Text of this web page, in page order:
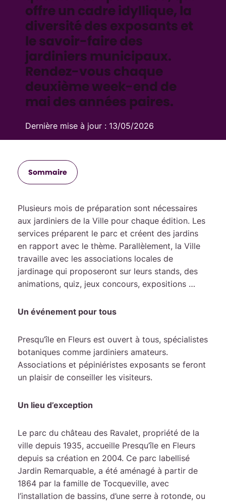
offre un cadre idyllique, la
diversité des exposants et
le savoir-faire des
jardiniers municipaux.
Rendez-vous chaque
deuxième week-end de
mai des années paires.
Dernière mise à jour : 13/05/2026
Sommaire
Plusieurs mois de préparation sont nécessaires
aux jardiniers de la Ville pour chaque édition. Les
services préparent le parc et créent des jardins
en rapport avec le thème. Parallèlement, la Ville
travaille avec les associations locales de
jardinage qui proposeront sur leurs stands, des
animations, quiz, jeux concours, expositions …
Un événement pour tous
Presqu’île en Fleurs est ouvert à tous, spécialistes
botaniques comme jardiniers amateurs.
Associations et pépiniéristes exposants se feront
un plaisir de conseiller les visiteurs.
Un lieu d’exception
Le parc du château des Ravalet, propriété de la
ville depuis 1935, accueille Presqu’île en Fleurs
depuis sa création en 2004. Ce parc labellisé
Jardin Remarquable, a été aménagé à partir de
1864 par la famille de Tocqueville, avec
l’installation de bassins, d’une serre à rotonde, ou